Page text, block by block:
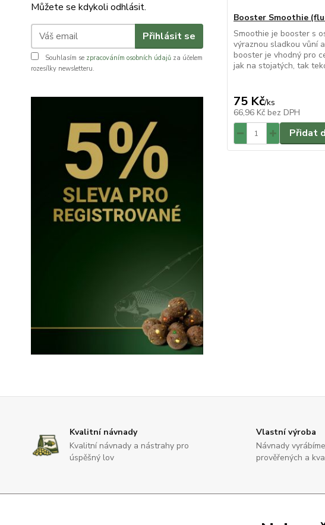
Můžete se kdykoli odhlásit.
Přihlásit se
Souhlasím se zpracováním osobních údajů za účelem
rozesílky newsletteru.
Booster Smoothie
Smoothie je booster s
výraznou sladkou vůní
booster je vhodný pro
jak na stojatých, tak
75 Kč/ks
66,96 Kč bez DPH
Přidat
Kvalitní návnady
Kvalitní návnady a nástrahy pro
úspěšný lov
Vlastní výroba
Návnady
prověřených a